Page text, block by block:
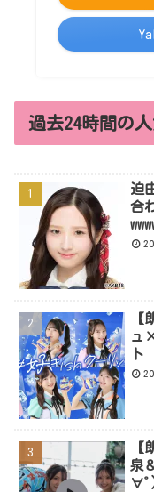
過去24時間の
迫
合
【
ュ
【
泉
∀